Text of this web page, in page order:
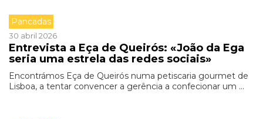
Pancadas
30 abril 2026
Entrevista a Eça de Queirós: «João da Ega
seria uma estrela das redes sociais»
Encontrámos Eça de Queirós numa petiscaria gourmet de
Lisboa, a tentar convencer a gerência a confecionar um ...